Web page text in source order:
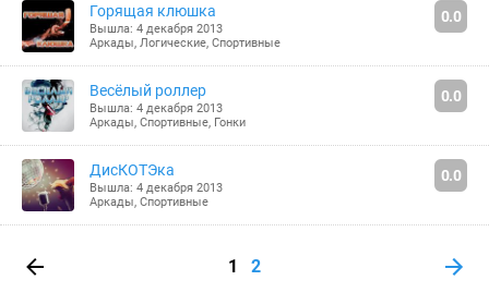
Горящая клюшка
Вышла: 4 декабря 2013
Аркады, Логические, Спортивные
0.0
Весёлый роллер
Вышла: 4 декабря 2013
Аркады, Спортивные, Гонки
0.0
ДисКОТЭка
Вышла: 4 декабря 2013
Аркады, Спортивные
0.0
1 2